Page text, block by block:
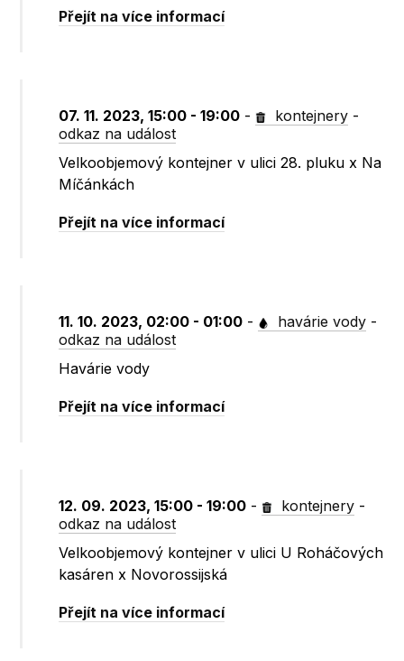
Přejít na více informací
07. 11. 2023, 15:00 - 19:00 - kontejnery -
odkaz na událost
Velkoobjemový kontejner v ulici 28. pluku x Na
Míčánkách
Přejít na více informací
11. 10. 2023, 02:00 - 01:00 - havárie vody -
odkaz na událost
Havárie vody
Přejít na více informací
12. 09. 2023, 15:00 - 19:00 - kontejnery -
odkaz na událost
Velkoobjemový kontejner v ulici U Roháčových
kasáren x Novorossijská
Přejít na více informací